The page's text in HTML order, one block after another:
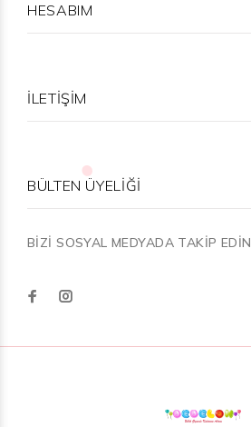
HESABIM
İLETİŞİM
BÜLTEN ÜYELİĞİ
BİZİ SOSYAL MEDYADA TAKİP EDİN